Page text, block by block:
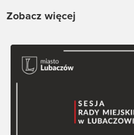
Zobacz więcej